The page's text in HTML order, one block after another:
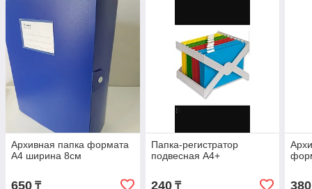
Архивная папка формата
А4 ширина 8см
650 ₸
Папка-регистратор
подвесная А4+
240₸ 380